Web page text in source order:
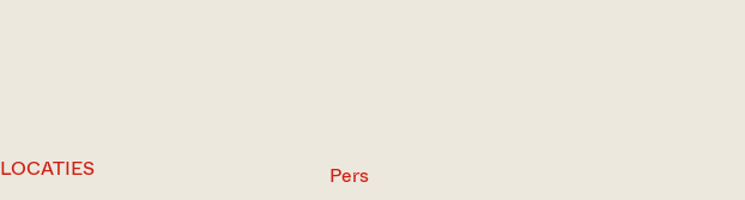
LOCATIES
Pers